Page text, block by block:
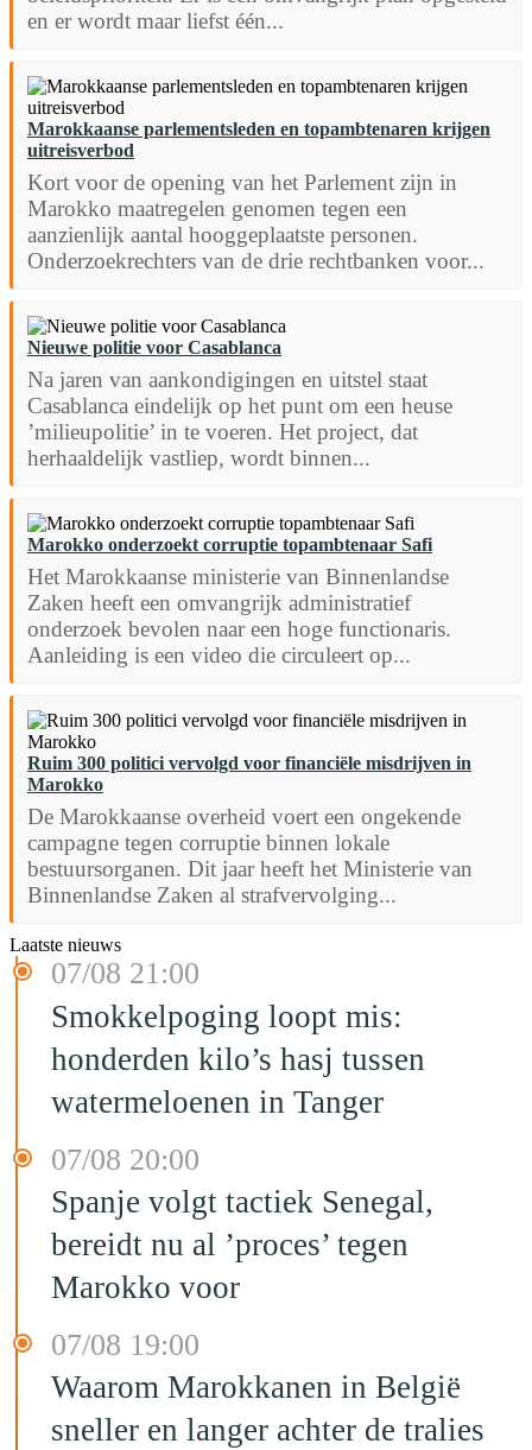
en er wordt maar liefst één...
Marokkaanse parlementsleden en topambtenaren krijgen
uitreisverbod
Kort voor de opening van het Parlement zijn in
Marokko maatregelen genomen tegen een
aanzienlijk aantal hooggeplaatste personen.
Onderzoekrechters van de drie rechtbanken voor...
Nieuwe politie voor Casablanca
Na jaren van aankondigingen en uitstel staat
Casablanca eindelijk op het punt om een heuse
’milieupolitie’ in te voeren. Het project, dat
herhaaldelijk vastliep, wordt binnen...
Marokko onderzoekt corruptie topambtenaar Safi
Het Marokkaanse ministerie van Binnenlandse
Zaken heeft een omvangrijk administratief
onderzoek bevolen naar een hoge functionaris.
Aanleiding is een video die circuleert op...
Ruim 300 politici vervolgd voor financiële misdrijven in
Marokko
De Marokkaanse overheid voert een ongekende
campagne tegen corruptie binnen lokale
bestuursorganen. Dit jaar heeft het Ministerie van
Binnenlandse Zaken al strafvervolging...
Laatste nieuws
07/08 21:00
Smokkelpoging loopt mis:
honderden kilo’s hasj tussen
watermeloenen in Tanger
07/08 20:00
Spanje volgt tactiek Senegal,
bereidt nu al ’proces’ tegen
Marokko voor
07/08 19:00
Waarom Marokkanen in België
sneller en langer achter de tralies